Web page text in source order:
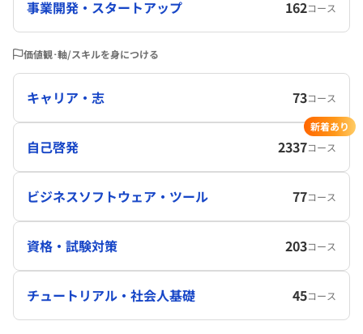
事業開発・スタートアップ 162コース
価値観･軸/スキルを身につける
キャリア・志 73コース
自己啓発 2337コース
新着あり
ビジネスソフトウェア・ツール 77コース
資格・試験対策 203コース
チュートリアル・社会人基礎 45コース